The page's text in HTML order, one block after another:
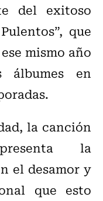
del exitoso
que
mismo año
álbumes en
la canción
la
el desamor y
que esto